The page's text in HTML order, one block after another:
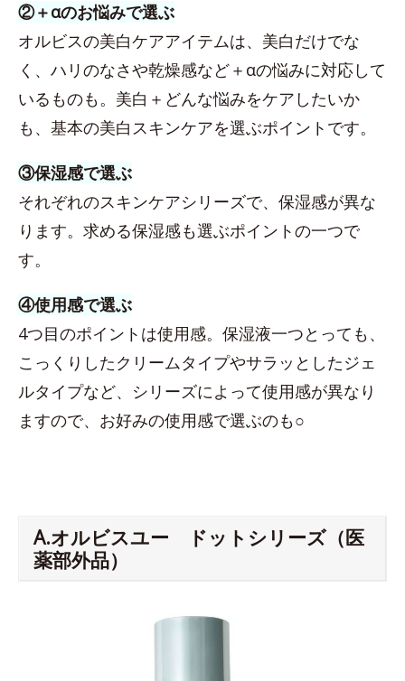
②＋αのお悩みで選ぶ
オルビスの美白ケアアイテムは、美白だけでな
く、ハリのなさや乾燥感など＋αの悩みに対応して
いるものも。美白＋どんな悩みをケアしたいか
も、基本の美白スキンケアを選ぶポイントです。
③保湿感で選ぶ
それぞれのスキンケアシリーズで、保湿感が異な
ります。求める保湿感も選ぶポイントの一つで
す。
④使用感で選ぶ
4つ目のポイントは使用感。保湿液一つとっても、
こっくりしたクリームタイプやサラッとしたジェ
ルタイプなど、シリーズによって使用感が異なり
ますので、お好みの使用感で選ぶのも○
A.オルビスユー ドットシリーズ（医
薬部外品）